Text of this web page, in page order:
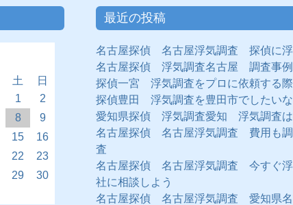
土
日
1
2
8
9
15
16
22
23
29
30
最近の投稿
名古屋探偵 名古屋浮気調査 探偵に浮
名古屋探偵 浮気調査名古屋 調査事
探偵一宮 浮気調査をプロに依頼する
探偵豊田 浮気調査を豊田市でしたい
愛知県探偵 浮気調査愛知 浮気調査は
名古屋探偵 名古屋浮気調査 費用も調
査
名古屋探偵 名古屋浮気調査 今すぐ浮
社に相談しよう
名古屋探偵 名古屋浮気調査 愛知県名